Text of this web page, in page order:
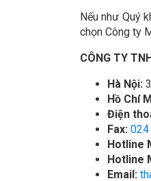
Nếu như Quý
chọn Công ty
CÔNG TY
Hà Nội:
Hồ Chí
Điện
Fax:
Hotline
Hotline
Email: